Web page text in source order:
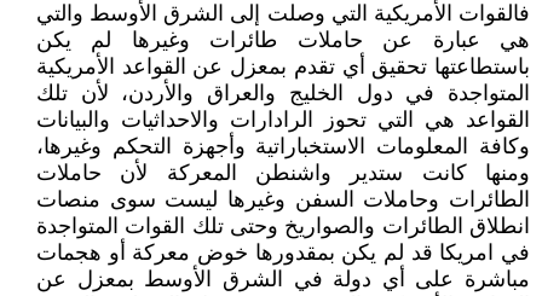
فالقوات الأمريكية التي وصلت إلى الشرق الأوسط والتي
هي عبارة عن حاملات طائرات وغيرها لم يكن
باستطاعتها تحقيق أي تقدم بمعزل عن القواعد الأمريكية
المتواجدة في دول الخليج والعراق والأردن، لأن تلك
القواعد هي التي تحوز الرادارات والاحداثيات والبيانات
وكافة المعلومات الاستخباراتية وأجهزة التحكم وغيرها،
ومنها كانت ستدير واشنطن المعركة لأن حاملات
الطائرات وحاملات السفن وغيرها ليست سوى منصات
انطلاق الطائرات والصواريخ وحتى تلك القوات المتواجدة
في امريكا قد لم يكن بمقدورها خوض معركة أو هجمات
مباشرة على أي دولة في الشرق الأوسط بمعزل عن